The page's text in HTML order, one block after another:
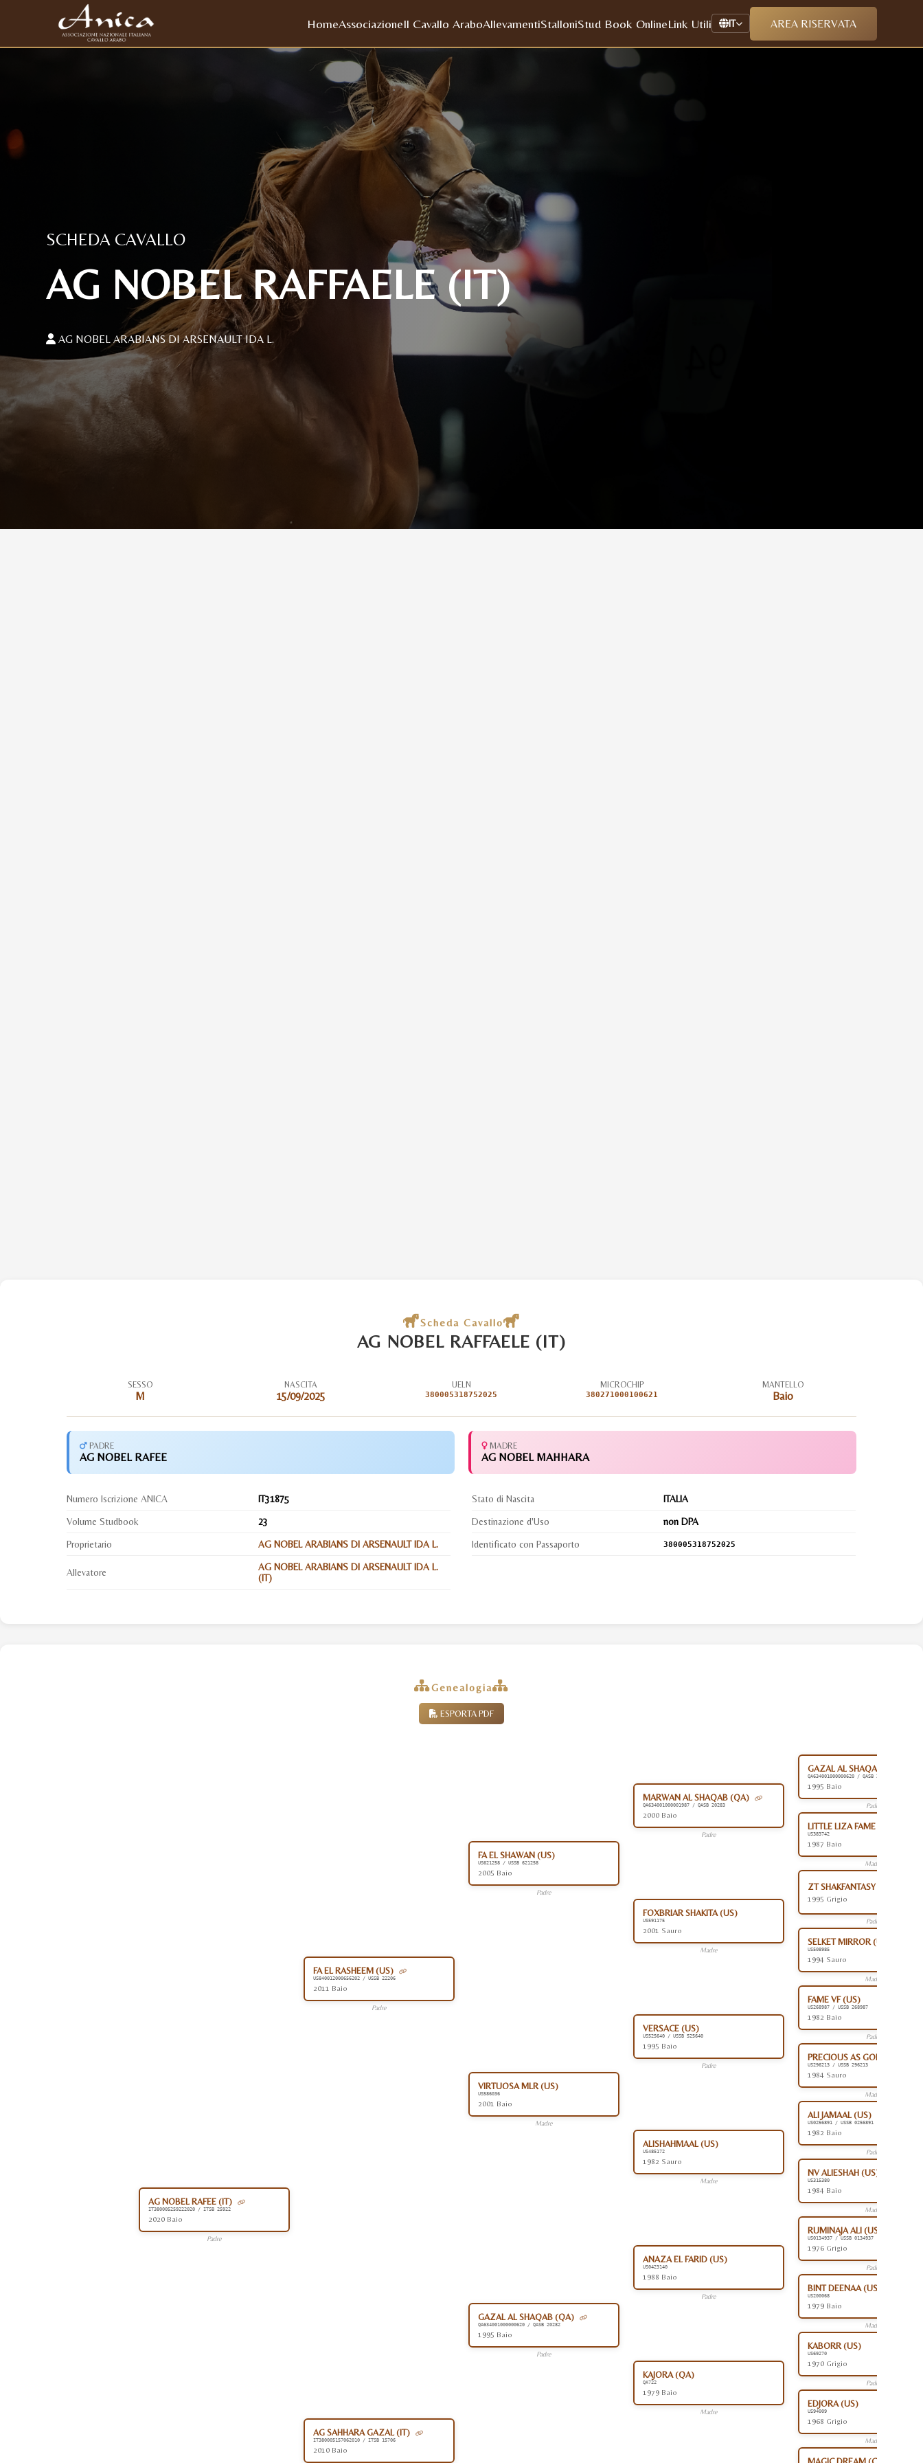
HomeAssociazioneIl Cavallo AraboAllevamentiStalloniStud Book OnlineLink Utili IT AREA RISERVATA
SCHEDA CAVALLO
AG NOBEL RAFFAELE (IT)
AG NOBEL ARABIANS DI ARSENAULT IDA L.
Scheda Cavallo
AG NOBEL RAFFAELE (IT)
SESSO
M
NASCITA
15/09/2025
UELN
380005318752025
MICROCHIP
380271000100621
MANTELLO
Baio
PADRE
AG NOBEL RAFEE
MADRE
AG NOBEL MAHHARA
Numero Iscrizione ANICA IT31875
Volume Studbook 23
Proprietario AG NOBEL ARABIANS DI ARSENAULT IDA L.
Allevatore
AG NOBEL ARABIANS DI ARSENAULT IDA L.
(IT)
Stato di Nascita ITALIA
Destinazione d'Uso non DPA
Identificato con Passaporto 380005318752025
Genealogia
ESPORTA PDF
AG NOBEL RAFEE (IT)
IT380005259222020 / ITSB 25922
2020 Baio
Padre
FA EL RASHEEM (US)
US840012000656202 / USSB 22206
2011 Baio
Padre
FA EL SHAWAN (US)
US621258 / USSB 621258
2005 Baio
Padre
MARWAN AL SHAQAB (QA)
QA634001000001987 / QASB 20283
2000 Baio
Padre
GAZAL AL SHAQAB (QA)
QA634001000000620 / QASB 20282
1995 Baio
Padre
LITTLE LIZA FAME (US)
US383742
1987 Baio
Madre
FOXBRIAR SHAKITA (US)
US591175
2001 Sauro
Madre
ZT SHAKFANTASY (AR)
1995 Grigio
Padre
SELKET MIRROR (US)
US508985
1994 Sauro
Madre
VIRTUOSA MLR (US)
US586036
2001 Baio
Madre
VERSACE (US)
US525640 / USSB 525640
1995 Baio
Padre
FAME VF (US)
US268987 / USSB 268987
1982 Baio
Padre
PRECIOUS AS GOLD (US)
US296213 / USSB 296213
1984 Sauro
Madre
ALISHAHMAAL (US)
US485172
1982 Sauro
Madre
ALI JAMAAL (US)
US0256891 / USSB 0256891
1982 Baio
Padre
NV ALIESHAH (US)
US315380
1984 Baio
Madre
AG SAHHARA GAZAL (IT)
IT380005157062010 / ITSB 15706
2010 Baio
GAZAL AL SHAQAB (QA)
QA634001000000620 / QASB 20282
1995 Baio
Padre
ANAZA EL FARID (US)
US0423140
1988 Baio
Padre
RUMINAJA ALI (US)
US0134937 / USSB 0134937
1976 Grigio
Padre
BINT DEENAA (US)
US200068
1979 Baio
Madre
KAJORA (QA)
QA722
1979 Baio
Madre
KABORR (US)
US69270
1970 Grigio
Padre
EDJORA (US)
US94009
1968 Grigio
Madre